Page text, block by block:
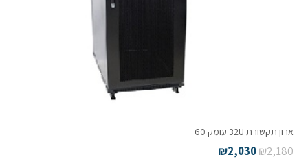
ארון תקשורת 32U עומק 60
₪2,180
₪2,030